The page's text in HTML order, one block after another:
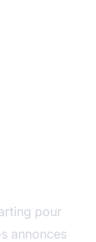
pour
annonces